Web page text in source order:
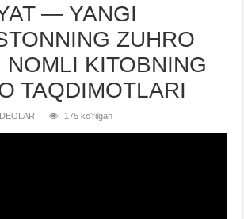
— YANGI
ZUHRO
NOMLI KITOBNING
TAQDIMOTLARI
175 koʻrilgan